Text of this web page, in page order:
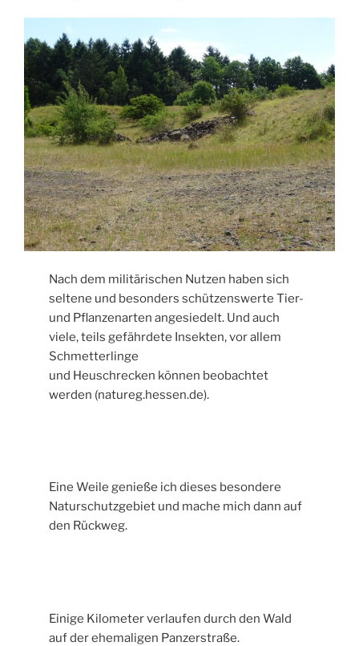
Nach dem militärischen Nutzen haben sich
seltene und besonders schützenswerte Tier-
und Pflanzenarten angesiedelt. Und auch
viele, teils gefährdete Insekten, vor allem
Schmetterlinge
und Heuschrecken können beobachtet
werden (natureg.hessen.de).
Eine Weile genieße ich dieses besondere
Naturschutzgebiet und mache mich dann auf
den Rückweg.
Einige Kilometer verlaufen durch den Wald
auf der ehemaligen Panzerstraße.